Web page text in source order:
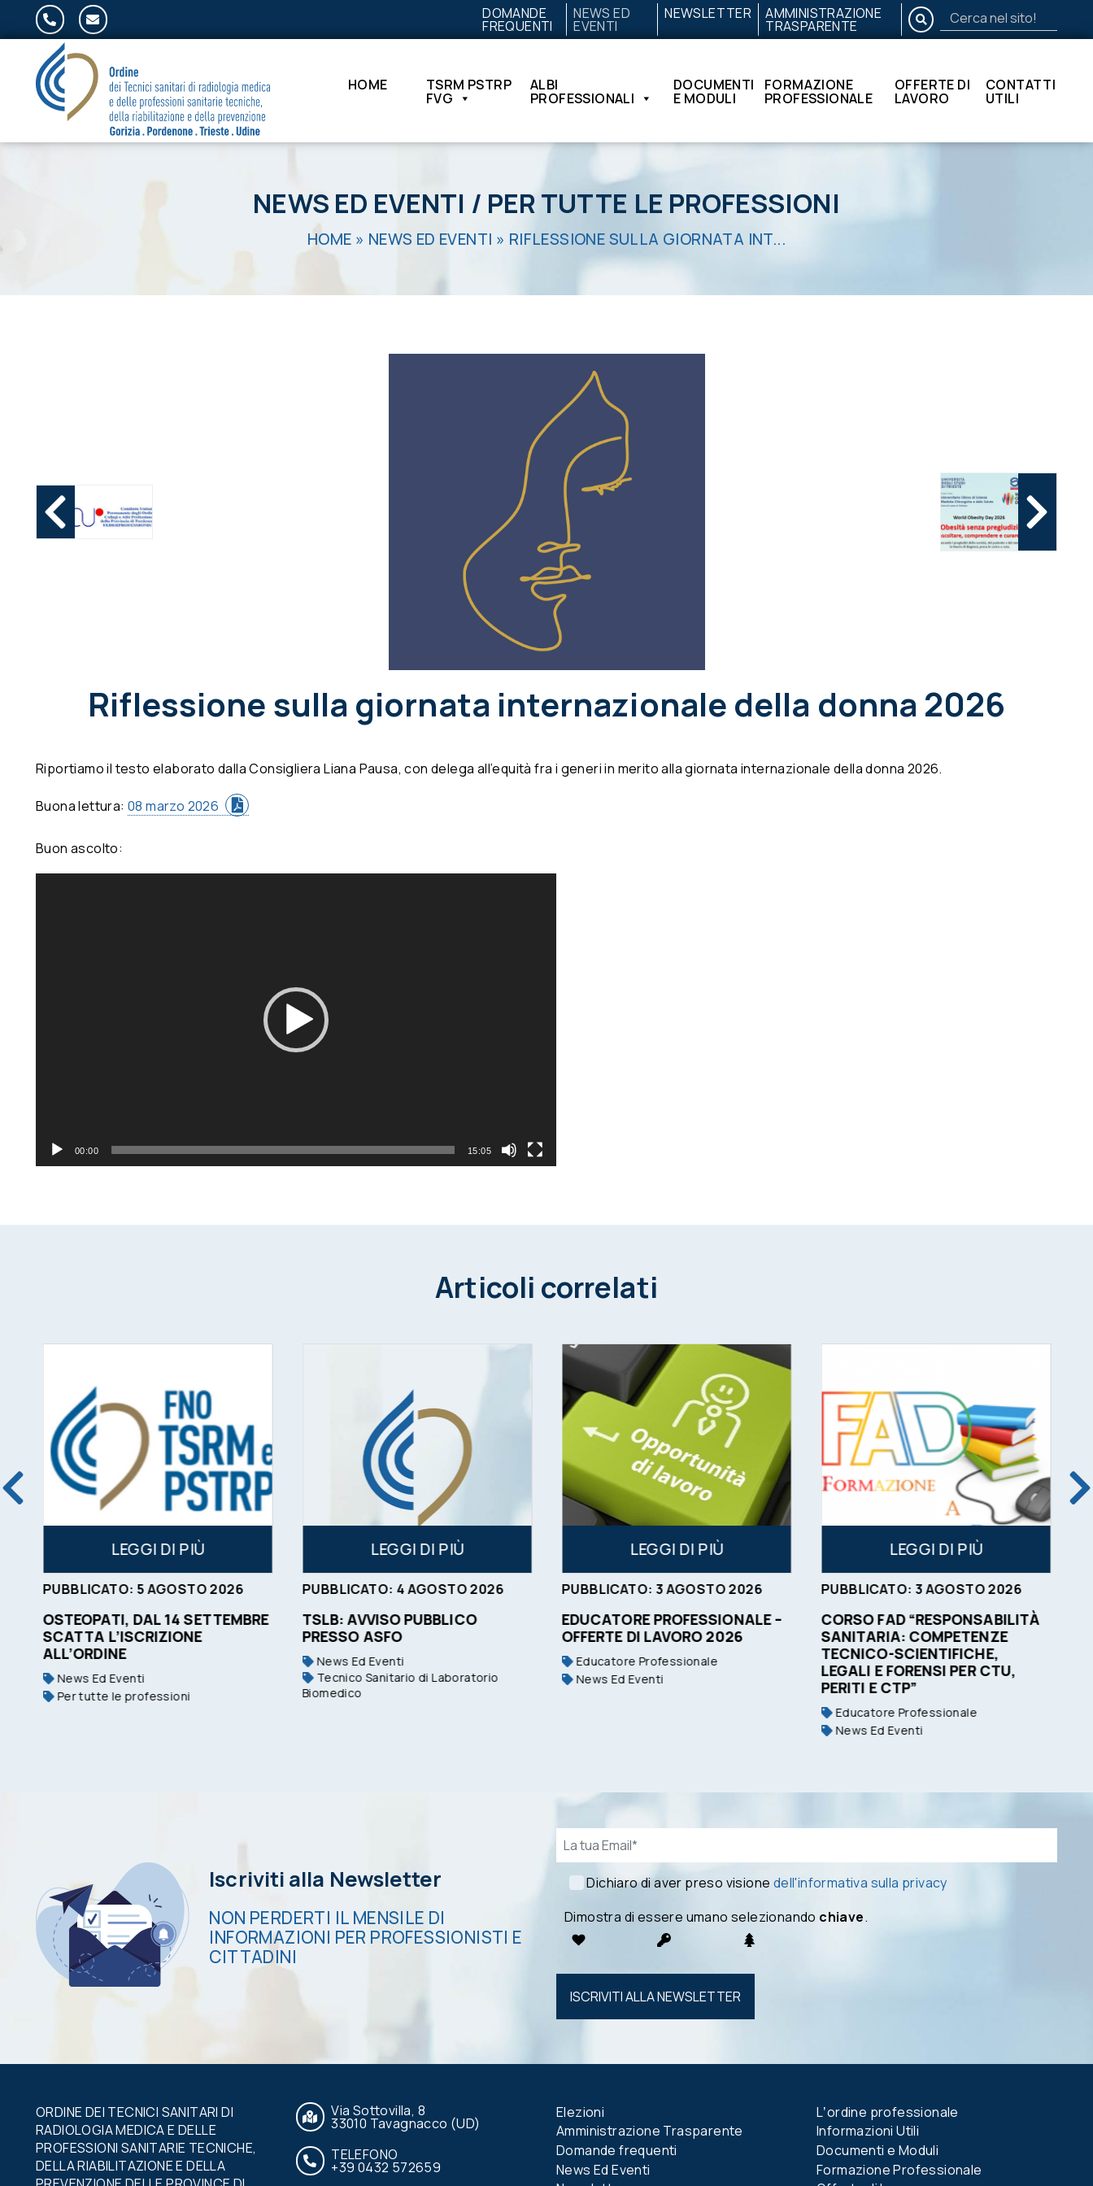
Salta al contenuto DOMANDE
FREQUENTI
NEWS ED
EVENTI
NEWSLETTER AMMINISTRAZIONE
TRASPARENTE
Cerca
HOME TSRM PSTRP
FVG
ALBI
PROFESSIONALI
DOCUMENTI
E MODULI
FORMAZIONE
PROFESSIONALE
OFFERTE DI
LAVORO
CONTATTI
UTILI
NEWS ED EVENTI / PER TUTTE LE PROFESSIONI
HOME » NEWS ED EVENTI » RIFLESSIONE SULLA GIORNATA INT...
Riflessione sulla giornata internazionale della donna 2026
Riportiamo il testo elaborato dalla Consigliera Liana Pausa, con delega all’equità fra i generi in merito alla giornata internazionale della donna 2026.
Buona lettura:08 marzo 2026
Buon ascolto:
00:00 15:05
Articoli correlati
LEGGI DI PIÙ
PUBBLICATO: 5AGOSTO2026
OSTEOPATI, DAL 14 SETTEMBRE
SCATTA L’ISCRIZIONE
ALL’ORDINE
News Ed Eventi
Per tutte le professioni
LEGGI DI PIÙ
PUBBLICATO: 4AGOSTO2026
TSLB: AVVISO PUBBLICO
PRESSO ASFO
News Ed Eventi
Tecnico Sanitario di Laboratorio
Biomedico
LEGGI DI PIÙ
PUBBLICATO: 3AGOSTO2026
EDUCATORE PROFESSIONALE –
OFFERTE DI LAVORO 2026
Educatore Professionale
News Ed Eventi
LEGGI DI PIÙ
PUBBLICATO: 3AGOSTO2026
CORSO FAD “RESPONSABILITÀ
SANITARIA: COMPETENZE
TECNICO-SCIENTIFICHE,
LEGALI E FORENSI PER CTU,
PERITI E CTP”
Educatore Professionale
News Ed Eventi
Iscriviti alla Newsletter
NON PERDERTI IL MENSILE DI
INFORMAZIONI PER PROFESSIONISTI E
CITTADINI
Email*
Dichiaro di aver preso visione dell'informativa sulla privacy
Dimostra di essere umano selezionando chiave.
Si prega di
lasciare
ORDINE DEI TECNICI SANITARI DI
RADIOLOGIA MEDICA E DELLE
PROFESSIONI SANITARIE TECNICHE,
DELLA RIABILITAZIONE E DELLA
Via Sottovilla, 8
33010 Tavagnacco (UD)
TELEFONO
+39 0432 572659
Elezioni
Amministrazione Trasparente
Domande frequenti
News Ed Eventi
Lʼordine professionale
Informazioni Utili
Documenti e Moduli
Formazione Professionale